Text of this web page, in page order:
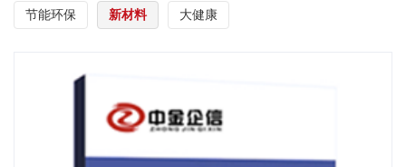
节能环保 新材料 大健康